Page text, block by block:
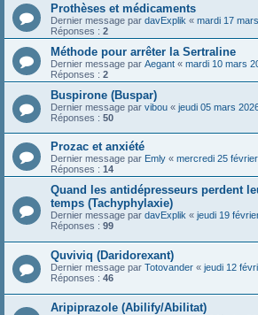
Prothèses et médicaments
Dernier message par davExplik « mardi 17
Réponses : 2
Méthode pour arrêter la Sertraline
Dernier message par Aegant « mardi 10 mars
Réponses : 2
Buspirone (Buspar)
Dernier message par vibou « jeudi 05 mars
Réponses : 50
Prozac et anxiété
Dernier message par Emly « mercredi 25
Réponses : 14
Quand les antidépresseurs perdent
temps (Tachyphylaxie)
Dernier message par davExplik « jeudi 19
Réponses : 99
Quviviq (Daridorexant)
Dernier message par Totovander « jeudi 12
Réponses : 46
Aripiprazole (Abilify/Abilitat)